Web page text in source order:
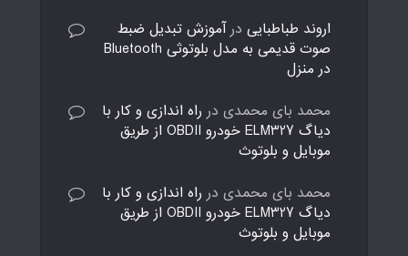
اروند طباطبایی درآموزش تبدیل ضبط
صوت قدیمی به مدل بلوتوثی Bluetooth
در منزل
محمد بای محمدی در راه اندازی و کار با
دیاگ ELM327 خودرو OBDII از طریق
موبایل و بلوتوث
محمد بای محمدی در راه اندازی و کار با
دیاگ ELM327 خودرو OBDII از طریق
موبایل و بلوتوث